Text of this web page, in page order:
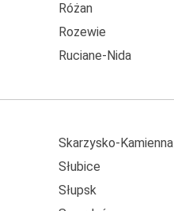
Różan
Rozewie
Ruciane-Nida
Skarzysko-Kamienna
Słubice
Słupsk